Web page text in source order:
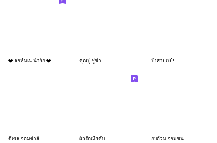
❤️ จอห์นเน่ น่ารัก ❤️ คุณปู่ ซู่ซ่า ป๋าสายเปย์!
ดีเซล จอมซ่าส์ ผัวรักเมียคับ กบอ้วน จอมซน